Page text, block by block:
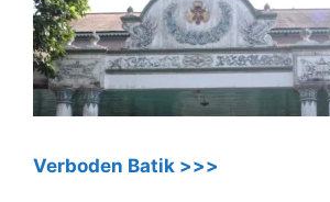
Verboden Batik >>>